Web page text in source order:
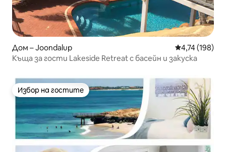
Дом – Joondalup Средна
4,74 (198)
Къща за гости Lakeside Retreat с басейн и закуска
Избор на гостите
Избор на гостите